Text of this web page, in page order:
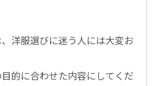
洋服選びに迷う人には大変お
的に合わせた内容にしてくだ